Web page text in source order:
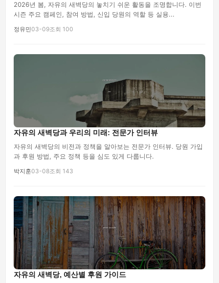
2026년 봄, 자유의 새벽당의 놓치기 쉬운 활동을 조명합니다. 이번
시즌 주요 캠페인, 참여 방법, 신입 당원의 역할 등 실용...
정유민03-09조회 100
자유의 새벽당과 우리의 미래: 전문가 인터뷰
자유의 새벽당의 비전과 정책을 알아보는 전문가 인터뷰. 당원 가입
과 후원 방법, 주요 정책 등을 심도 있게 다룹니다.
박지훈03-08조회 143
자유의 새벽당, 예산별 후원 가이드